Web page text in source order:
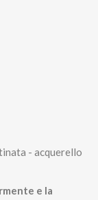
- acquerello
e la